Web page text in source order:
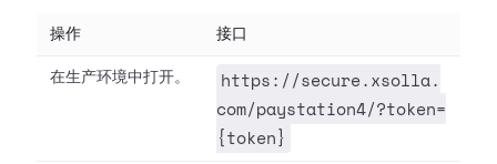
操作 接口
在生产环境中打开。
https://secure.xsolla.
com/paystation4/?token=
{token}